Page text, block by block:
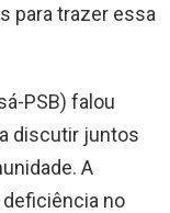
para trazer essa
PSB) falou
discutir juntos
A
no